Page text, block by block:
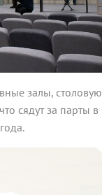
залы, столовую
сядут за парты в